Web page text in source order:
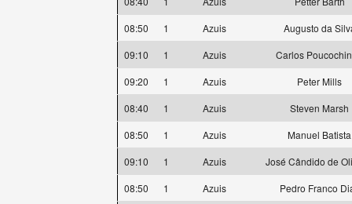
08:50
1 Azuis
Augusto da
09:10
1 Azuis
Carlos
09:20
1 Azuis
Peter Mills
08:40
1 Azuis
Steven Marsh
08:50
1 Azuis
Manuel Batista
09:10
1 Azuis
José Cândido de
08:50
1 Azuis
Pedro Franco